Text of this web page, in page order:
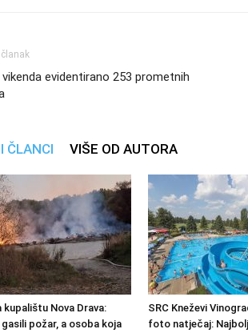
evidentirano 253 prometnih
ČLANCI VIŠE OD AUTORA
kupalištu Nova Drava:
požar, a osoba koja
SRC Kneževi
foto natječaj: